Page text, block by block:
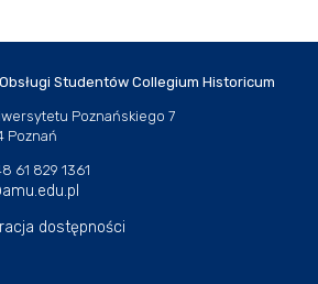
Studentów Collegium Historicum
Poznańskiego 7
Poznań
61 829 1361
dostępności